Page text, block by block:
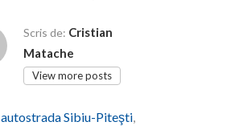
Scris de: Cristian
Matache
View more posts
autostrada Sibiu-Piteşti,